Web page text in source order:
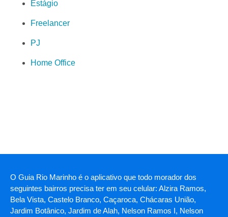
Estágio
Freelancer
PJ
Home Office
O Guia Rio Marinho é o aplicativo que todo morador dos
seguintes bairros precisa ter em seu celular: Alzira Ramos,
Bela Vista, Castelo Branco, Caçaroca, Chácaras União,
Jardim Botânico, Jardim de Alah, Nelson Ramos I, Nelson